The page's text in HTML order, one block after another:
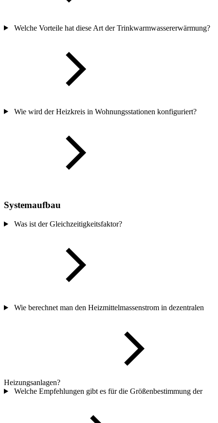
Welche Vorteile hat diese Art der Trinkwarmwassererwärmung?
Wie wird der Heizkreis in Wohnungsstationen konfiguriert?
Systemaufbau
Was ist der Gleichzeitigkeitsfaktor?
Wie berechnet man den Heizmittelmassenstrom in dezentralen
Heizungsanlagen?
Welche Empfehlungen gibt es für die Größenbestimmung der